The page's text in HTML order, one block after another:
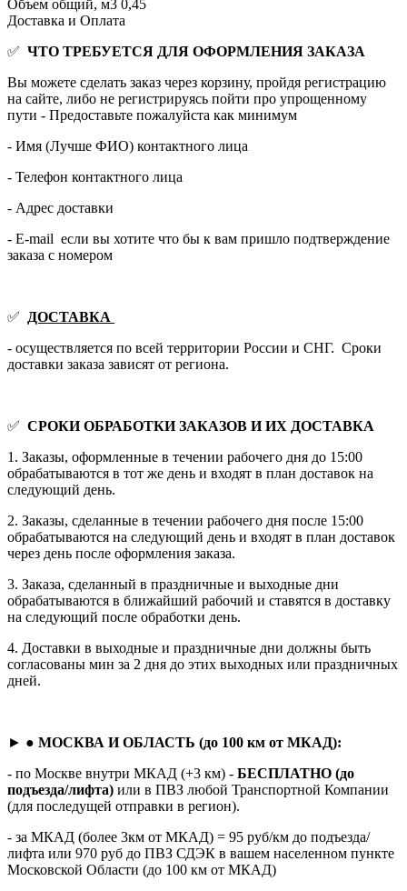
Объем общий, м3 0,45
Доставка и Оплата
✅ ЧТО ТРЕБУЕТСЯ ДЛЯ ОФОРМЛЕНИЯ ЗАКАЗА
Вы можете сделать заказ через корзину, пройдя регистрацию
на сайте, либо не регистрируясь пойти про упрощенному
пути - Предоставьте пожалуйста как минимум
- Имя (Лучше ФИО) контактного лица
- Телефон контактного лица
- Адрес доставки
- E-mail если вы хотите что бы к вам пришло подтверждение
заказа с номером
✅
ДОСТАВКА
- осуществляется по всей территории России и СНГ. Сроки
доставки заказа зависят от региона.
✅ СРОКИ ОБРАБОТКИ ЗАКАЗОВ И ИХ ДОСТАВКА
1. Заказы, оформленные в течении рабочего дня до 15:00
обрабатываются в тот же день и входят в план доставок на
следующий день.
2. Заказы, сделанные в течении рабочего дня после 15:00
обрабатываются на следующий день и входят в план доставок
через день после оформления заказа.
3. Заказа, сделанный в праздничные и выходные дни
обрабатываются в ближайший рабочий и ставятся в доставку
на следующий после обработки день.
4. Доставки в выходные и праздничные дни должны быть
согласованы мин за 2 дня до этих выходных или праздничных
дней.
► ● МОСКВА И ОБЛАСТЬ (до 100 км от МКАД):
- по Москве внутри МКАД (+3 км) - БЕСПЛАТНО (до
подъезда/лифта) или в ПВЗ любой Транспортной Компании
(для последущей отправки в регион).
- за МКАД (более 3км от МКАД) = 95 руб/км до подъезда/
лифта или 970 руб до ПВЗ СДЭК в вашем населенном пункте
Московской Области (до 100 км от МКАД)